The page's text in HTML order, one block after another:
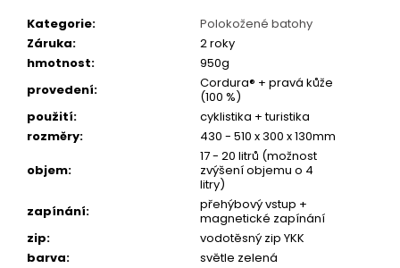
Kategorie:
Polokožené batohy
Záruka:
2 roky
hmotnost:
950g
provedení:
Cordura® + pravá kůže
(100 %)
použití:
cyklistika + turistika
rozměry:
430 - 510 x 300 x 130mm
objem:
17 - 20 litrů (možnost
zvýšení objemu o 4
litry)
zapínání:
přehýbový vstup +
magnetické zapínání
zip:
vodotěsný zip YKK
barva: světle zelená
u
e
m
e
SEDLO
GRAPPA
07F
ČERNÉ
711